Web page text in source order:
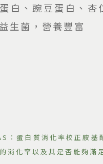
白、豌豆蛋白、
生菌，營養豐富
：蛋白質消化率校正
消化率以及其是否能夠滿